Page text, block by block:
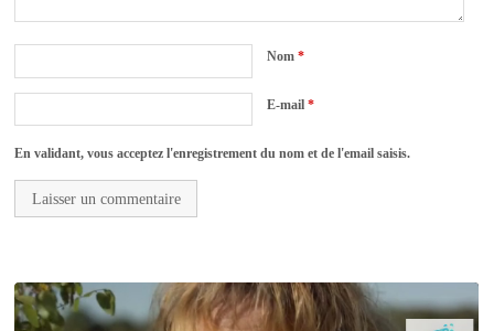
Nom*
E-mail*
En validant, vous acceptez l'enregistrement du nom et de l'email saisis.